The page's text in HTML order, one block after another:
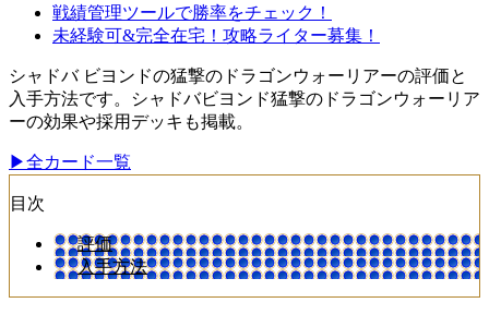
戦績管理ツールで勝率をチェック！
未経験可&完全在宅！攻略ライター募集！
シャドバ ビヨンドの猛撃のドラゴンウォーリアーの評価と
入手方法です。シャドバビヨンド猛撃のドラゴンウォーリア
ーの効果や採用デッキも掲載。
▶全カード一覧
目次
評価
入手方法